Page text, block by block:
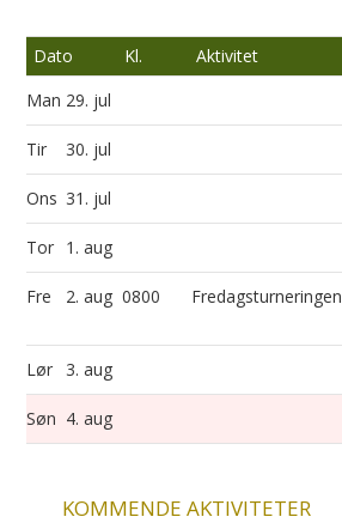
Dato Kl. Aktivitet
Man 29. jul
Tir 30. jul
Ons 31. jul
Tor 1. aug
Fre 2. aug 0800 Fredagsturneringen
Lør 3. aug
Søn 4. aug
KOMMENDE AKTIVITETER